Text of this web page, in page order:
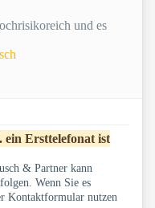
und es
ein Ersttelefonat ist
& Partner kann
Wenn Sie es
Kontaktformular nutzen